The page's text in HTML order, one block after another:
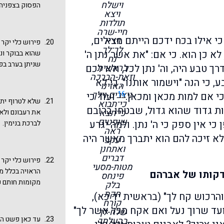
וישלח
ויצא
תולדות
חיי-שרה
וירא
לך־לך
נח
בראשית
וזאת-הברכה
האזינו
ניצבים-וילך
כי־תבוא
כי־תצא
שופטים
ראה
עקב
ואתחנן
דברים
מטות-מסעי
פינחס
בלק
חקת
קורח
שלח-לך
בהעלתך
אילו בכח ידכם הייתם מצילים,
כן הוא. כי אם: "את אשר נתן ה'
טבע היה, וה' נתן לכל, ולא לכם
כי הנה "וישמור אותנו", כי לא
אם למות מכאן ומכאן.16ועוד כי
גדוד שהוא גדול, שבטחו ברובם
אין ספק כי ה' נתן. ולמה יגרע
זיכה להם הוא יתברך מאשר היה
של אברהם
קח לך" (בראשית יד כא),
שרוך נעל ואם אקח מכל אשר לך"
הבאים
בזכות כולנו
שנתן לכהן
קידש את שמו
רבה (איש
שנאמר אם
אכלו
הפסוק
פירוש כלי
שהוא בבוקר
שניתן בערב
שלא לטרוף
את רעבונם
לברכת בנימין.
הראויה בכלל
מקומות חותם
עד כאן פשט